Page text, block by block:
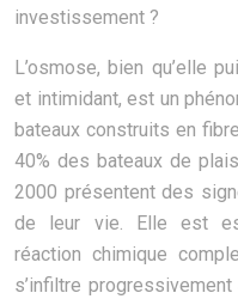
investissement ?
L’osmose, bien qu’elle
et intimidant, est un
bateaux construits en
40% des bateaux de
2000 présentent des
de leur vie. Elle est
réaction chimique
s’infiltre